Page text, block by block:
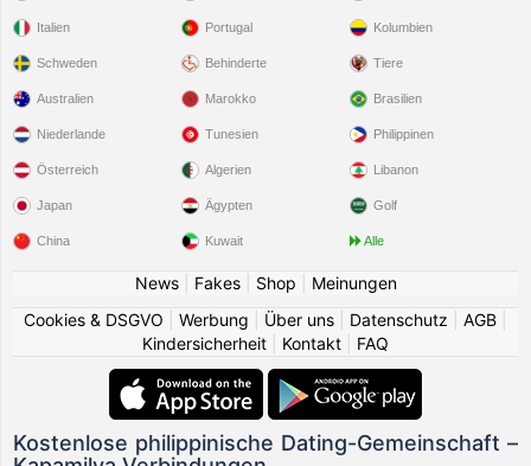
Italien
Schweden
Portugal
Behinderte
Kolumbien
Tiere
Australien
Niederlande
Österreich
Japan
China
Marokko
Tunesien
Algerien
Ägypten
Kuwait
Brasilien
Philippinen
Libanon
Golf
Alle
News| Fakes| Shop
Meinungen
Cookies & DSGVO
Werbung Über uns Datenschutz AGB
Kindersicherheit
Kontakt FAQ
Kostenlose philippinische Dating-Gemeinschaft –